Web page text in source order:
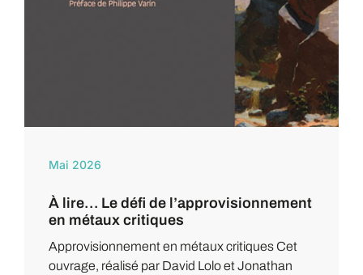
Mai 2026
À lire… Le défi de l’approvisionnement
en métaux critiques
Approvisionnement en métaux critiques Cet
ouvrage, réalisé par David Lolo et Jonathan